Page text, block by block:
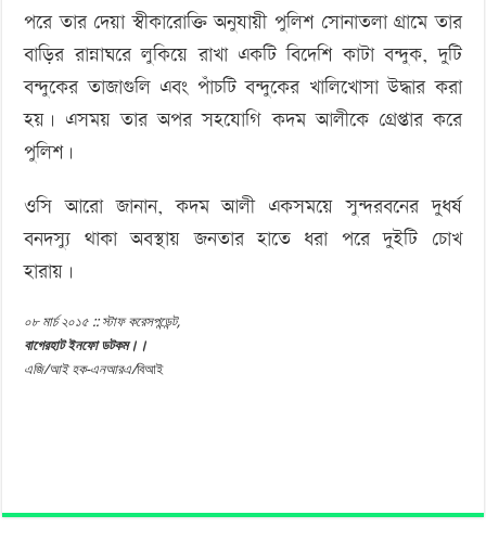
পরে তার দেয়া স্বীকারোক্তি অনুযায়ী পুলিশ সোনাতলা গ্রামে তার
বাড়ির রান্নাঘরে লুকিয়ে রাখা একটি বিদেশি কাটা বন্দুক, দুটি
বন্দুকের তাজাগুলি এবং পাঁচটি বন্দুকের খালিখোসা উদ্ধার করা
হয়। এসময় তার অপর সহযোগি কদম আলীকে গ্রেপ্তার করে
পুলিশ।
ওসি আরো জানান, কদম আলী একসময়ে সুন্দরবনের দুধর্ষ
বনদস্যু থাকা অবস্থায় জনতার হাতে ধরা পরে দুইটি চোখ
হারায়।
০৮ মার্চ ২০১৫ :: স্টাফ করেসপন্ডেন্ট,
বাগেরহাট ইনফো ডটকম।।
এজি/আই হক-এনআরএ/বিআই